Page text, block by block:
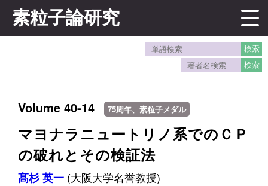
素粒子論研究
Volume 40-14 75周年、素粒子メダル
マヨナラニュートリノ系でのＣＰ
の破れとその検証法
髙杉 英一 (大阪大学名誉教授)